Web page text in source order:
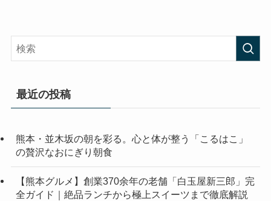
最近の投稿
熊本・並木坂の朝を彩る。心と体が整う「こるはこ」
の贅沢なおにぎり朝食
【熊本グルメ】創業370余年の老舗「白玉屋新三郎」完
全ガイド｜絶品ランチから極上スイーツまで徹底解説